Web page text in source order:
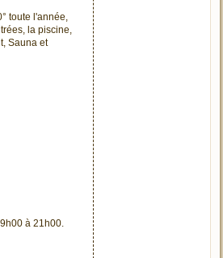
toute l'année,
la piscine,
Sauna et
à 21h00.